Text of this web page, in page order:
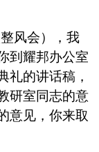
风会），我
到耀邦办公室
礼的讲话稿，
研室同志的意
意见，你来取